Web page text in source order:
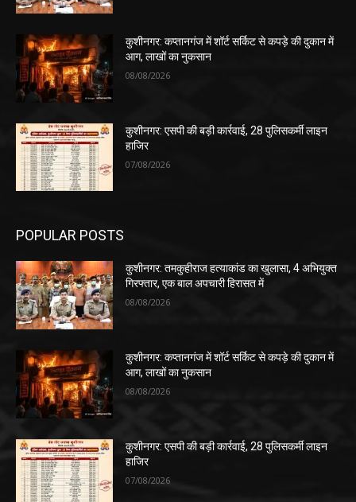
कुशीनगर: कप्तानगंज में शॉर्ट सर्किट से कपड़े की दुकान में
आग, लाखों का नुकसान
08/08/2026
कुशीनगर: एसपी की बड़ी कार्रवाई, 28 पुलिसकर्मी लाइन
हाजिर
07/08/2026
POPULAR POSTS
कुशीनगर: तमकुहीराज हत्याकांड का खुलासा, 4 अभियुक्त
गिरफ्तार, एक बाल अपचारी हिरासत में
08/08/2026
कुशीनगर: कप्तानगंज में शॉर्ट सर्किट से कपड़े की दुकान में
आग, लाखों का नुकसान
08/08/2026
कुशीनगर: एसपी की बड़ी कार्रवाई, 28 पुलिसकर्मी लाइन
हाजिर
07/08/2026